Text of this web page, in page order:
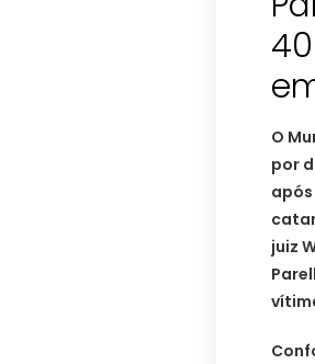
O
por
juiz